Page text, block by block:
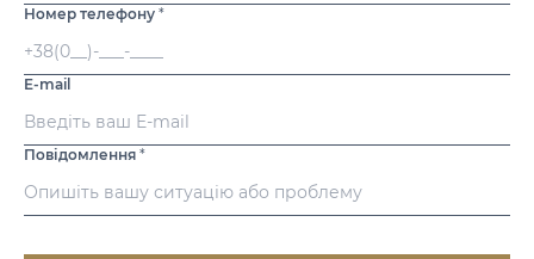
Номер телефону *
E-mail
Повідомлення *